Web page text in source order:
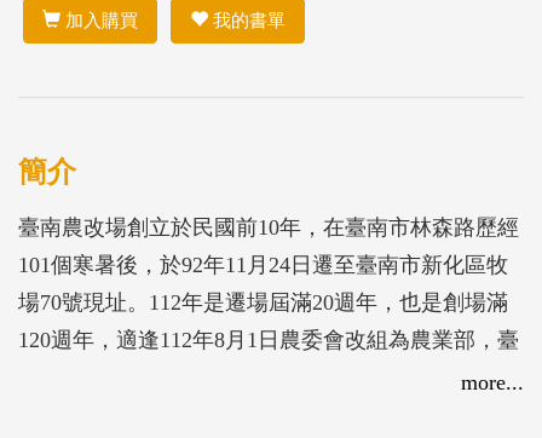
加入購買 我的書單
簡介
臺南農改場創立於民國前10年，在臺南市林森路歷經
101個寒暑後，於92年11月24日遷至臺南市新化區牧
場70號現址。112年是遷場屆滿20週年，也是創場滿
120週年，適逢112年8月1日農委會改組為農業部，臺
南農改場更名為「農業部臺南區農業改良場」，在這
more...